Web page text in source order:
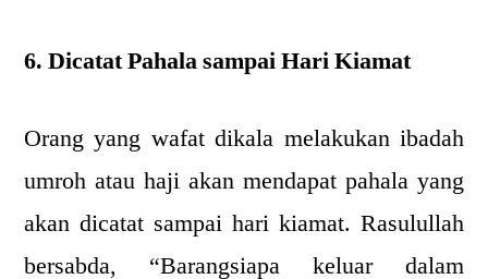
6. Dicatat Pahala sampai Hari Kiamat
Orang yang wafat dikala melakukan ibadah
umroh atau haji akan mendapat pahala yang
akan dicatat sampai hari kiamat. Rasulullah
bersabda, “Barangsiapa keluar dalam